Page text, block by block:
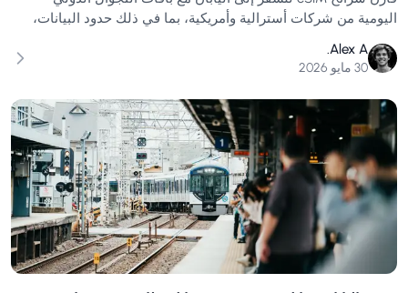
اليومية من شركات أسترالية وأمريكية، بما في ذلك حدود البيانات،
Alex A.
30 مايو 2026